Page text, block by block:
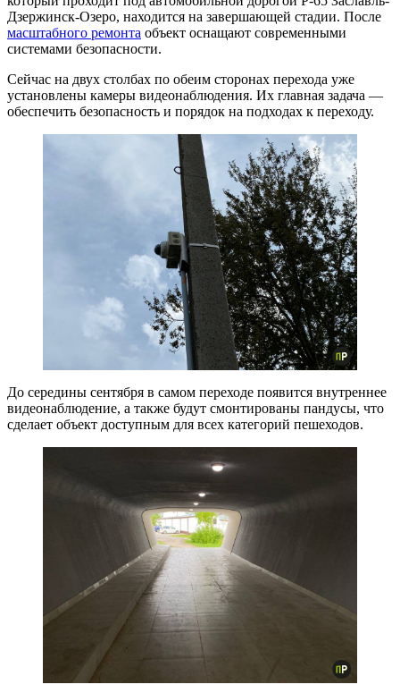
Дзержинск-Озеро, находится на завершающей стадии. После
масштабного ремонта объект оснащают современными
системами безопасности.
Сейчас на двух столбах по обеим сторонах перехода уже
установлены камеры видеонаблюдения. Их главная задача —
обеспечить безопасность и порядок на подходах к переходу.
До середины сентября в самом переходе появится внутреннее
видеонаблюдение, а также будут смонтированы пандусы, что
сделает объект доступным для всех категорий пешеходов.